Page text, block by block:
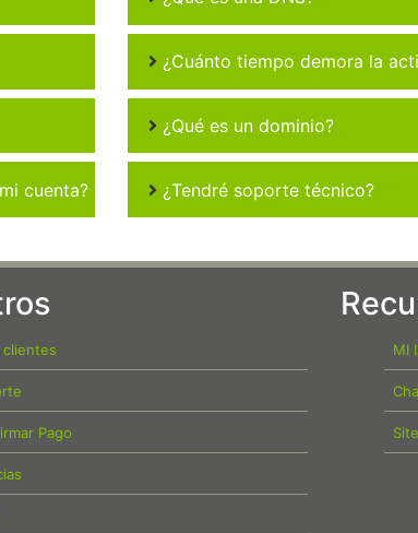
cuenta?
¿Cuánto tiempo demora la
¿Qué es un dominio?
¿Tendré soporte técnico?
clientes
Pago
MI